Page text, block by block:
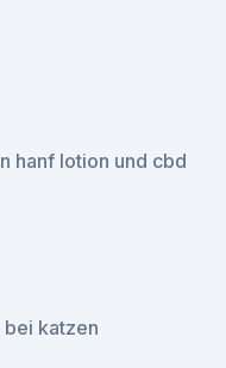
hanf lotion und cbd
katzen